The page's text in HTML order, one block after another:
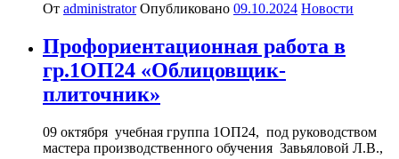
От administrator Опубликовано 09.10.2024 Новости
Профориентационная работа в
гр.1ОП24 «Облицовщик-
плиточник»
09 октября учебная группа 1ОП24, под руководством
мастера производственного обучения Завьяловой Л.В.,